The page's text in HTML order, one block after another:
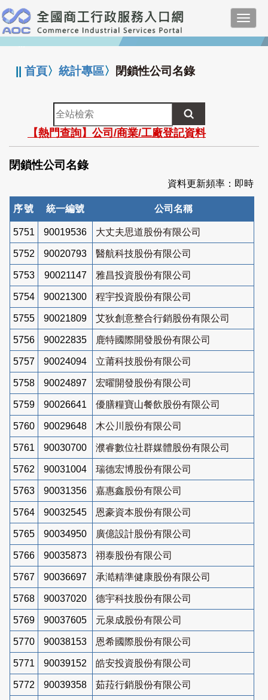
跳
到
主
要
:::
||首頁〉統計專區〉 閉鎖性公司名錄
全
站
檢
索
【熱門查詢】公司/商業/工廠登記資料
閉鎖性公司名錄
資料更新頻率：即時
序號 統一編號 公司名稱
5751 90019536 大丈夫思道股份有限公司
5752 90020793 醫航科技股份有限公司
5753 90021147 雅昌投資股份有限公司
5754 90021300 程宇投資股份有限公司
5755 90021809 艾狄創意整合行銷股份有限公司
5756 90022835 鹿特國際開發股份有限公司
5757 90024094 立莆科技股份有限公司
5758 90024897 宏曜開發股份有限公司
5759 90026641 優膳糧寶山餐飲股份有限公司
5760 90029648 木公川股份有限公司
5761 90030700 濮睿數位社群媒體股份有限公司
5762 90031004 瑞德宏博股份有限公司
5763 90031356 嘉惠鑫股份有限公司
5764 90032545 恩豪資本股份有限公司
5765 90034950 廣億設計股份有限公司
5766 90035873 祤泰股份有限公司
5767 90036697 承澔精準健康股份有限公司
5768 90037020 德宇科技股份有限公司
5769 90037605 元泉成股份有限公司
5770 90038153 恩希國際股份有限公司
5771 90039152 皓安投資股份有限公司
5772 90039358 茹菈行銷股份有限公司